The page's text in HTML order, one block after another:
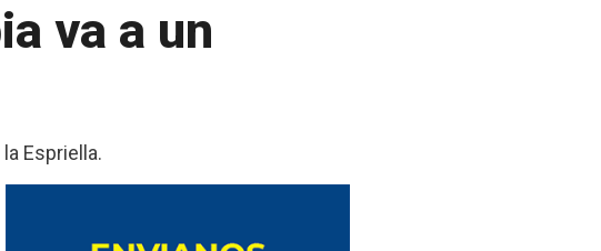
va a un
Espriella.